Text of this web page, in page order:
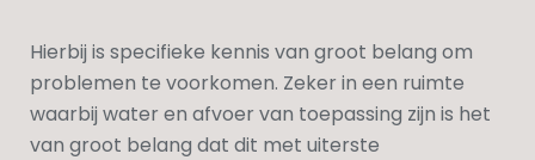
Hierbij is specifieke kennis van groot belang om
problemen te voorkomen. Zeker in een ruimte
waarbij water en afvoer van toepassing zijn is het
van groot belang dat dit met uiterste